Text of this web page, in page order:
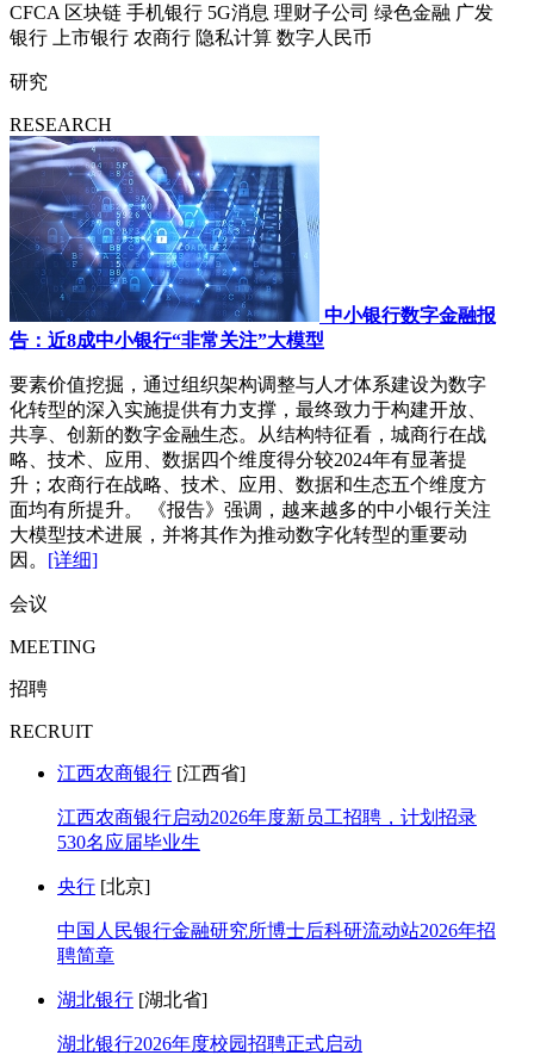
CFCA 区块链 手机银行 5G消息 理财子公司 绿色金融 广发
银行
上市银行 农商行 隐私计算 数字人民币
研究
RESEARCH
中小银行数字金融报
告：近8成中小银行“非常关注”大模型
要素价值挖掘，通过组织架构调整与人才体系建设为数字
化转型的深入实施提供有力支撑，最终致力于构建开放、
共享、创新的数字金融生态。从结构特征看，城商行在战
略、技术、应用、数据四个维度得分较2024年有显著提
升；农商行在战略、技术、应用、数据和生态五个维度方
面均有所提升。 《报告》强调，越来越多的中小银行关注
大模型技术进展，并将其作为推动数字化转型的重要动
因。 [详细]
会议
MEETING
招聘
RECRUIT
江西农商银行 [江西省]
江西农商银行启动2026年度新员工招聘，计划招录
530名应届毕业生
央行 [北京]
中国人民银行金融研究所博士后科研流动站2026年招
聘简章
湖北银行 [湖北省]
湖北银行2026年度校园招聘正式启动